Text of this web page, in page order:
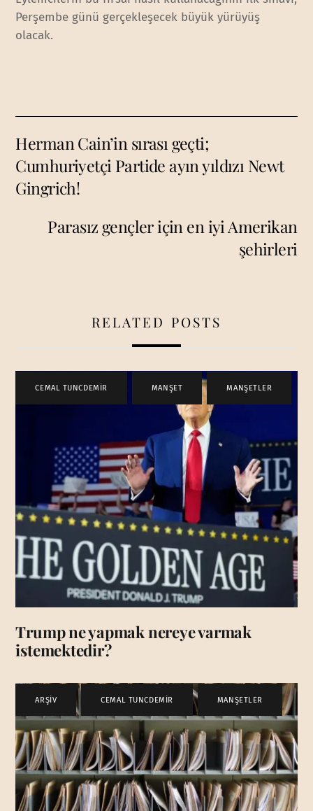
Perşembe günü gerçekleşecek büyük yürüyüş
olacak.
Herman Cain’in sırası geçti;
Cumhuriyetçi Partide ayın yıldızı Newt
Gingrich!
Parasız gençler için en iyi Amerikan
şehirleri
RELATED POSTS
CEMAL TUNCDEMİR MANŞET , MANŞETLER
Trump ne yapmak nereye varmak
istemektedir?
ARŞİV CEMAL TUNCDEMİR , MANŞETLER